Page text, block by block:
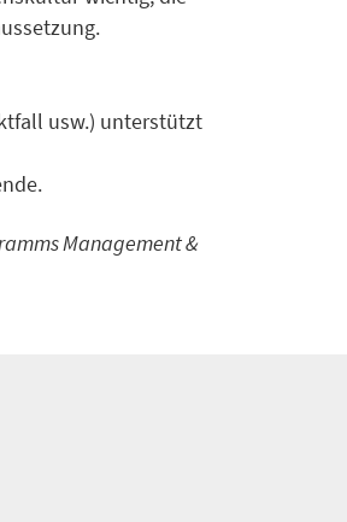
usw.) unterstützt
Management &